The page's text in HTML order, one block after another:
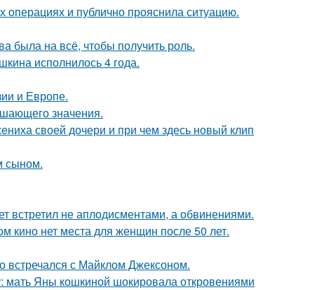
и публично прояснила ситуацию.
была на всё, чтобы получить роль.
исполнилось 4 года.
и Европе.
значения.
своей дочери и при чем здесь новый клип
сыном.
встретил не аплодисментами, а обвинениями.
кино нет места для женщин после 50 лет.
встречался с Майклом Джексоном.
мать Яны кошкиной шокировала откровениями